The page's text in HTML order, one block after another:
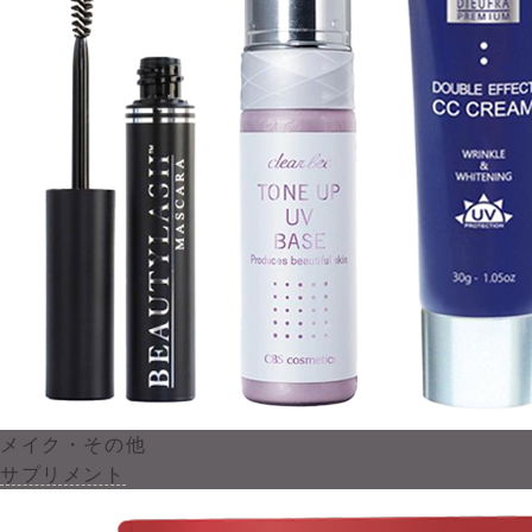
メイク・その他
サプリメント